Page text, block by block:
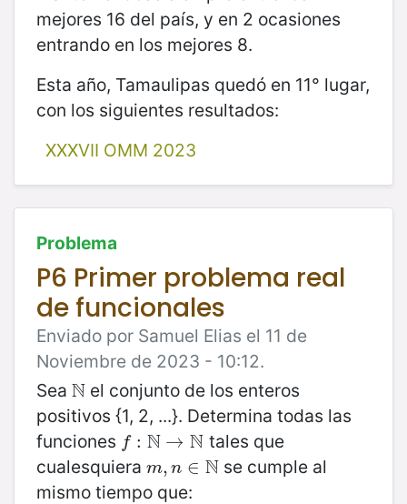
mejores 16 del país, y en 2 ocasiones
entrando en los mejores 8.
Esta año, Tamaulipas quedó en 11° lugar,
con los siguientes resultados:
XXXVII OMM 2023
Problema
P6 Primer problema real
de funcionales
Enviado por Samuel Elias el 11 de
Noviembre de 2023 - 10:12.
Sea N
Nel conjunto de los enteros
positivos {1, 2, ...}. Determina todas las
funciones f : N → N
f: N → N
tales que
cualesquiera m, n ∈ N
m,n∈N
se cumple al
mismo tiempo que: